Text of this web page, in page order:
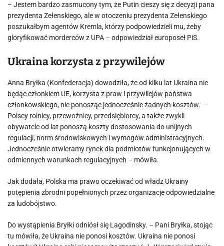
– Jestem bardzo zasmucony tym, że Putin cieszy się z decyzji pana
prezydenta Zełenskiego, ale w otoczeniu prezydenta Zełenskiego
poszukałbym agentów Kremla, którzy podpowiedzieli mu, żeby
gloryfikować morderców z UPA – odpowiedział europoseł PiS.
Ukraina korzysta z przywilejów
Anna Bryłka (Konfederacja) dowodziła, że od kilku lat Ukraina nie
będąc członkiem UE, korzysta z praw i przywilejów państwa
członkowskiego, nie ponosząc jednocześnie żadnych kosztów. –
Polscy rolnicy, przewoźnicy, przedsiębiorcy, a także zwykli
obywatele od lat ponoszą koszty dostosowania do unijnych
regulacji, norm środowiskowych i wymogów administracyjnych.
Jednocześnie otwieramy rynek dla podmiotów funkcjonujących w
odmiennych warunkach regulacyjnych – mówiła.
Jak dodała, Polska ma prawo oczekiwać od władz Ukrainy
potępienia zbrodni popełnionych przez organizacje odpowiedzialne
za ludobójstwo.
Do wystąpienia Bryłki odniósł się Lagodinsky. – Pani Bryłka, stojąc
tu mówiła, że Ukraina nie ponosi kosztów. Ukraina nie ponosi